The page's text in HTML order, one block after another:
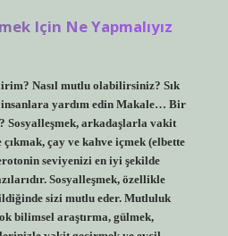
Için Ne Yapmalıyız
Nasıl mutlu olabilirsiniz? Sık
insanlara yardım edin Makale… Bir
Sosyalleşmek, arkadaşlarla vakit
çay ve kahve içmek (elbette
seviyenizi en iyi şekilde
Sosyalleşmek, özellikle
sizi mutlu eder. Mutluluk
bilimsel araştırma, gülmek,